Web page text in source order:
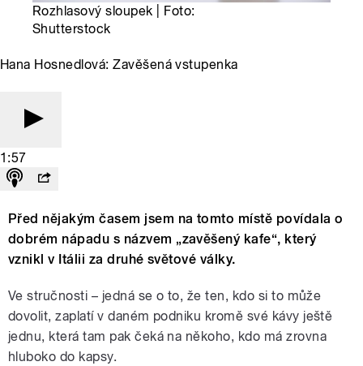
Rozhlasový sloupek | Foto:
Shutterstock
Hana Hosnedlová: Zavěšená vstupenka
1:57
Před nějakým časem jsem na tomto místě povídala o
dobrém nápadu s názvem „zavěšený kafe“, který
vznikl v Itálii za druhé světové války.
Ve stručnosti – jedná se o to, že ten, kdo si to může
dovolit, zaplatí v daném podniku kromě své kávy ještě
jednu, která tam pak čeká na někoho, kdo má zrovna
hluboko do kapsy.